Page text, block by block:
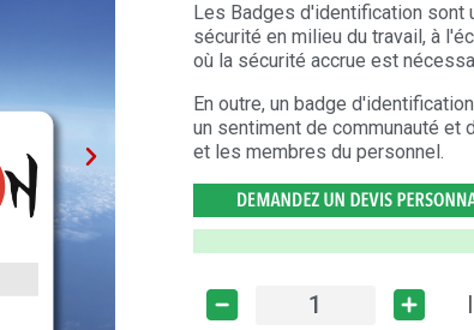
Les Badges d'identification sont
sécurité en milieu du travail, à
où la sécurité accrue est
En outre, un badge
un sentiment de communauté et
et les membres du personnel.